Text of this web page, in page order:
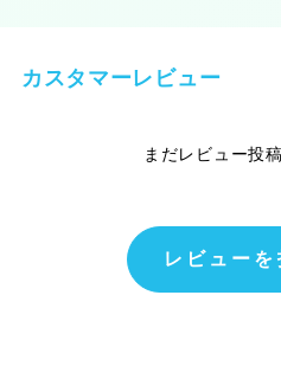
カスタマーレビュー
まだレビュー投
レビューを